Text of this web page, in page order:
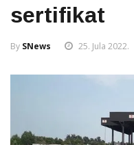
sertifikat
By SNews 25. Jula 2022.